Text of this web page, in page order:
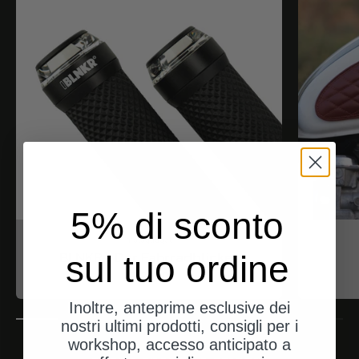
motogadget
BLNKR - Der Fahrradblinker
Angebot
$188.00
5% di sconto
sul tuo ordine
Inoltre, anteprime esclusive dei
nostri ultimi prodotti, consigli per i
workshop, accesso anticipato a